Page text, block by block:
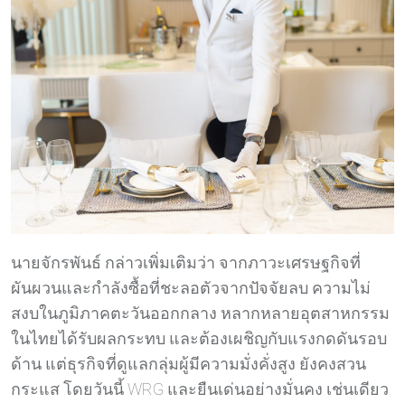
นายจักรพันธ์ กล่าวเพิ่มเติมว่า จากภาวะเศรษฐกิจที่
ผันผวนและกำลังซื้อที่ชะลอตัวจากปัจจัยลบ ความไม่
สงบในภูมิภาคตะวันออกกลาง หลากหลายอุตสาหกรรม
ในไทยได้รับผลกระทบ และต้องเผชิญกับแรงกดดันรอบ
ด้าน แต่ธุรกิจที่ดูแลกลุ่มผู้มีความมั่งคั่งสูง ยังคงสวน
กระแส โดยวันนี้ WRG และยืนเด่นอย่างมั่นคง เช่นเดียว